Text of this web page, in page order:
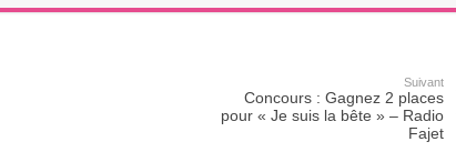
Suivant
Concours : Gagnez 2 places
pour « Je suis la bête » – Radio
Fajet